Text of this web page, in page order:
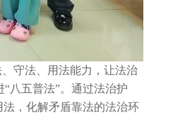
守法、用法能力，让法治
八五普法”。通过法治护
，化解矛盾靠法的法治环